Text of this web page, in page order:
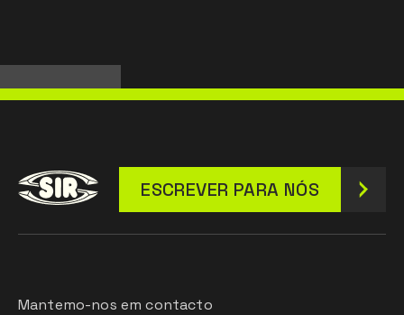
ESCREVER PARA NÓS
Mantemo-nos em contacto